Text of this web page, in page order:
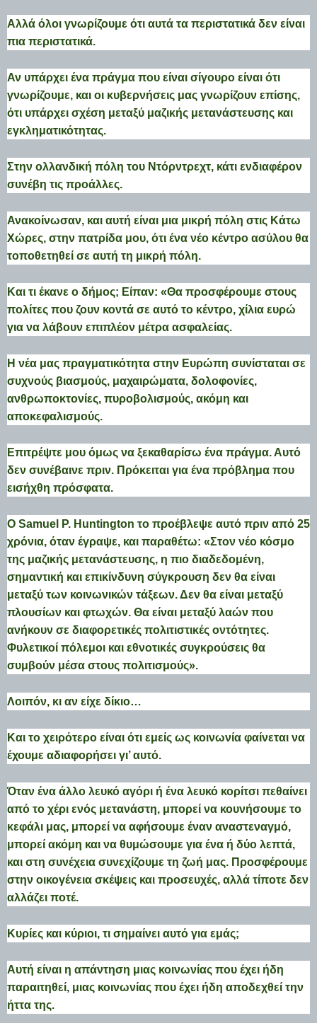
Αλλά όλοι γνωρίζουμε ότι αυτά τα περιστατικά δεν είναι
πια περιστατικά.
Αν υπάρχει ένα πράγμα που είναι σίγουρο είναι ότι
γνωρίζουμε, και οι κυβερνήσεις μας γνωρίζουν επίσης,
ότι υπάρχει σχέση μεταξύ μαζικής μετανάστευσης και
εγκληματικότητας.
Στην ολλανδική πόλη του Ντόρντρεχτ, κάτι ενδιαφέρον
συνέβη τις προάλλες.
Ανακοίνωσαν, και αυτή είναι μια μικρή πόλη στις Κάτω
Χώρες, στην πατρίδα μου, ότι ένα νέο κέντρο ασύλου θα
τοποθετηθεί σε αυτή τη μικρή πόλη.
Και τι έκανε ο δήμος; Είπαν: «Θα προσφέρουμε στους
πολίτες που ζουν κοντά σε αυτό το κέντρο, χίλια ευρώ
για να λάβουν επιπλέον μέτρα ασφαλείας.
Η νέα μας πραγματικότητα στην Ευρώπη συνίσταται σε
συχνούς βιασμούς, μαχαιρώματα, δολοφονίες,
ανθρωποκτονίες, πυροβολισμούς, ακόμη και
αποκεφαλισμούς.
Επιτρέψτε μου όμως να ξεκαθαρίσω ένα πράγμα. Αυτό
δεν συνέβαινε πριν. Πρόκειται για ένα πρόβλημα που
εισήχθη πρόσφατα.
Ο Samuel P. Huntington το προέβλεψε αυτό πριν από 25
χρόνια, όταν έγραψε, και παραθέτω: «Στον νέο κόσμο
της μαζικής μετανάστευσης, η πιο διαδεδομένη,
σημαντική και επικίνδυνη σύγκρουση δεν θα είναι
μεταξύ των κοινωνικών τάξεων. Δεν θα είναι μεταξύ
πλουσίων και φτωχών. Θα είναι μεταξύ λαών που
ανήκουν σε διαφορετικές πολιτιστικές οντότητες.
Φυλετικοί πόλεμοι και εθνοτικές συγκρούσεις θα
συμβούν μέσα στους πολιτισμούς».
Λοιπόν, κι αν είχε δίκιο…
Και το χειρότερο είναι ότι εμείς ως κοινωνία φαίνεται να
έχουμε αδιαφορήσει γι’ αυτό.
Όταν ένα άλλο λευκό αγόρι ή ένα λευκό κορίτσι πεθαίνει
από το χέρι ενός μετανάστη, μπορεί να κουνήσουμε το
κεφάλι μας, μπορεί να αφήσουμε έναν αναστεναγμό,
μπορεί ακόμη και να θυμώσουμε για ένα ή δύο λεπτά,
και στη συνέχεια συνεχίζουμε τη ζωή μας. Προσφέρουμε
στην οικογένεια σκέψεις και προσευχές, αλλά τίποτε δεν
αλλάζει ποτέ.
Κυρίες και κύριοι, τι σημαίνει αυτό για εμάς;
Αυτή είναι η απάντηση μιας κοινωνίας που έχει ήδη
παραιτηθεί, μιας κοινωνίας που έχει ήδη αποδεχθεί την
ήττα της.